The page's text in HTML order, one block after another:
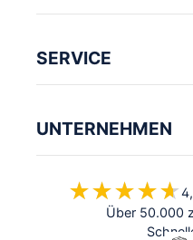
SERVICE
UNTERNEHMEN
★★★★★
★★★★★
Über 50.000